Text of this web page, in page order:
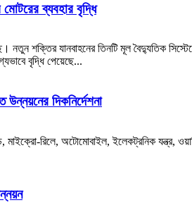
মোটরের ব্যবহার বৃদ্ধি
নতুন শক্তির যানবাহনের তিনটি মূল বৈদ্যুতিক
বৃদ্ধি পেয়েছে...
দিকনির্দেশনা
মাইক্রো-রিলে, অটোমোবাইল, ইলেকট্রনিক যন্ত্র,